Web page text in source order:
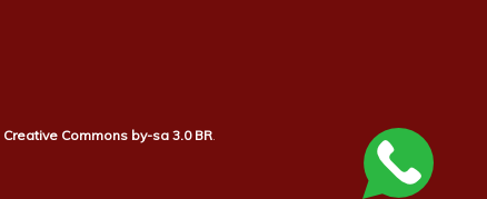
Creative Commons by-sa 3.0 BR.